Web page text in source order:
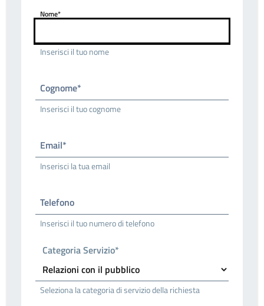
Nome*
Inserisci il tuo nome
Cognome*
Inserisci il tuo cognome
Email*
Inserisci la tua email
Telefono
Inserisci il tuo numero di telefono
Categoria Servizio*
Seleziona la categoria di servizio della richiesta